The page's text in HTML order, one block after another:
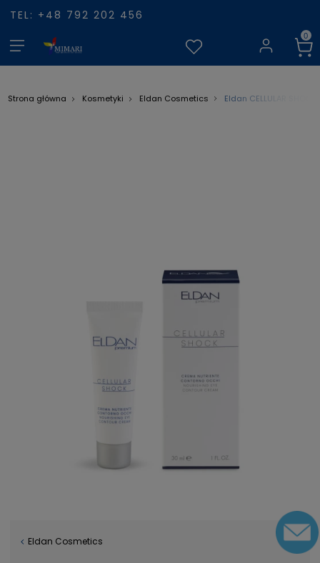
TEL: +48 792 202 456
Strona główna Kosmetyki Eldan Cosmetics Eldan CELLULAR
Eldan Cosmetics